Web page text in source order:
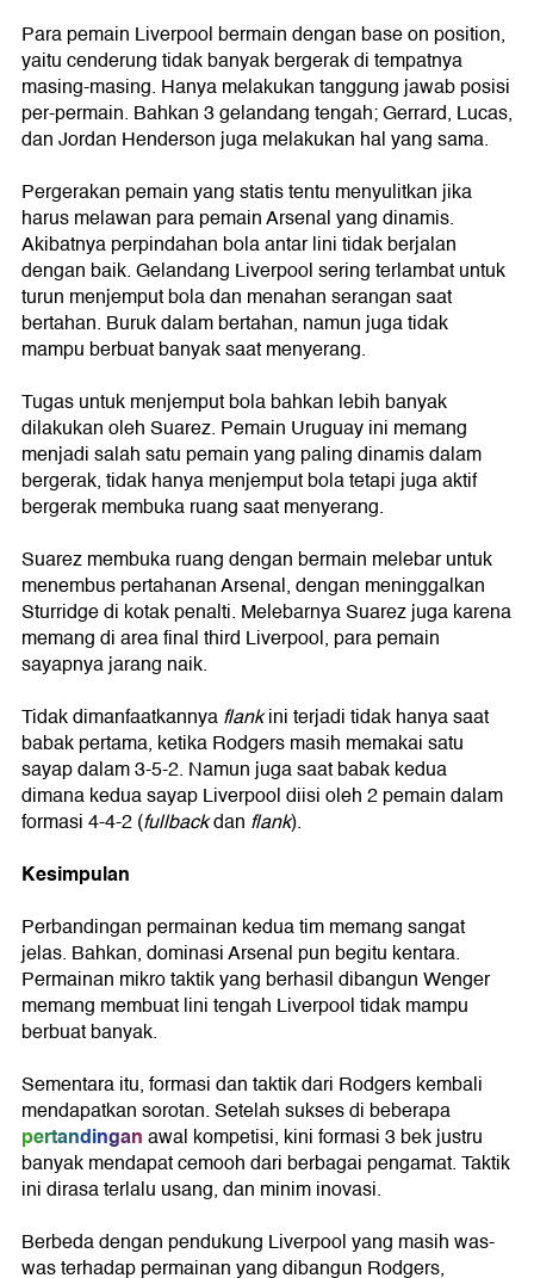
Para pemain Liverpool bermain dengan base on position,
yaitu cenderung tidak banyak bergerak di tempatnya
masing-masing. Hanya melakukan tanggung jawab posisi
per-permain. Bahkan 3 gelandang tengah; Gerrard, Lucas,
dan Jordan Henderson juga melakukan hal yang sama.
Pergerakan pemain yang statis tentu menyulitkan jika
harus melawan para pemain Arsenal yang dinamis.
Akibatnya perpindahan bola antar lini tidak berjalan
dengan baik. Gelandang Liverpool sering terlambat untuk
turun menjemput bola dan menahan serangan saat
bertahan. Buruk dalam bertahan, namun juga tidak
mampu berbuat banyak saat menyerang.
Tugas untuk menjemput bola bahkan lebih banyak
dilakukan oleh Suarez. Pemain Uruguay ini memang
menjadi salah satu pemain yang paling dinamis dalam
bergerak, tidak hanya menjemput bola tetapi juga aktif
bergerak membuka ruang saat menyerang.
Suarez membuka ruang dengan bermain melebar untuk
menembus pertahanan Arsenal, dengan meninggalkan
Sturridge di kotak penalti. Melebarnya Suarez juga karena
memang di area final third Liverpool, para pemain
sayapnya jarang naik.
Tidak dimanfaatkannyaflankini terjadi tidak hanya saat
babak pertama, ketika Rodgers masih memakai satu
sayap dalam 3-5-2. Namun juga saat babak kedua
dimana kedua sayap Liverpool diisi oleh 2 pemain dalam
formasi 4-4-2 (fullbackdan flank).
Kesimpulan
Perbandingan permainan kedua tim memang sangat
jelas. Bahkan, dominasi Arsenal pun begitu kentara.
Permainan mikro taktik yang berhasil dibangun Wenger
memang membuat lini tengah Liverpool tidak mampu
berbuat banyak.
Sementara itu, formasi dan taktik dari Rodgers kembali
mendapatkan sorotan. Setelah sukses di beberapa
pertandinganawal kompetisi, kini formasi 3 bek justru
banyak mendapat cemooh dari berbagai pengamat. Taktik
ini dirasa terlalu usang, dan minim inovasi.
Berbeda dengan pendukung Liverpool yang masih was-
was terhadap permainan yang dibangun Rodgers,